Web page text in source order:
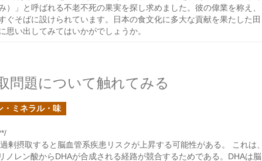
）」と呼ばれる不老不死の果実を探し求めました。彼の偉業を称え、
ぐそばに設けられています。日本の食文化に多大な貢献を果たした田
い出してみてはいかがでしょうか。
問題について触れてみる
・ミネラル・味
剰摂取すると脳血管系疾患リスクが上昇する可能性がある。 これは、
ノレン酸からDHAが合成される経路が競合するためである。DHAは脳